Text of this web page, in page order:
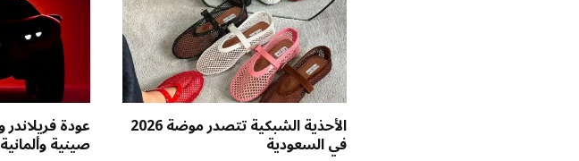
الأحذية الشبكية تتصدر موضة 2026
في السعودية
عودة
صينية